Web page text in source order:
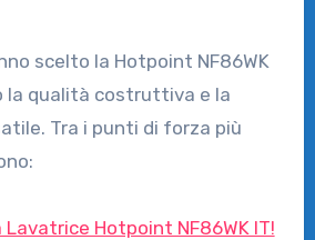
scelto la Hotpoint NF86WK
la qualità costruttiva e la
Tra i punti di forza più
Lavatrice Hotpoint NF86WK IT!